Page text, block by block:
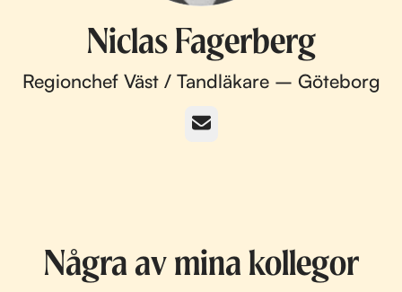
Niclas Fagerberg
Regionchef Väst / Tandläkare – Göteborg
E-post
Några av mina kollegor